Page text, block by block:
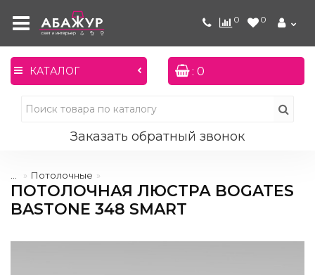
0 0
КАТАЛОГ : 0
Заказать обратный звонок
Потолочные
ПОТОЛОЧНАЯ ЛЮСТРА BOGATES
BASTONE 348 SMART